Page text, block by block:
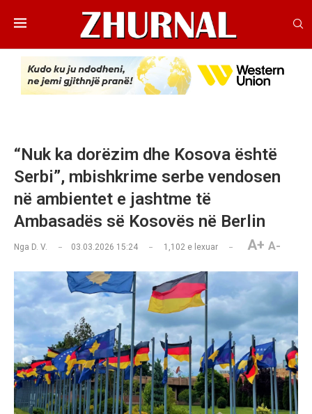
“Nuk ka dorëzim dhe Kosova është
Serbi”, mbishkrime serbe vendosen
në ambientet e jashtme të
Ambasadës së Kosovës në Berlin
Nga D. V. 03.03.2026 15:24 1,102 e lexuar A+ A-